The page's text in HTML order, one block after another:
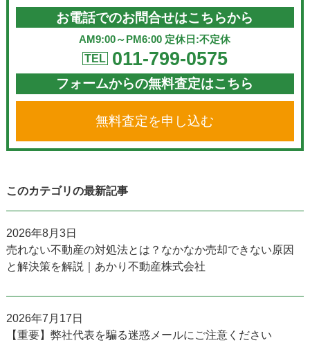
お電話でのお問合せはこちらから
AM9:00～PM6:00 定休日:不定休
TEL 011-799-0575
フォームからの無料査定はこちら
無料査定を申し込む
このカテゴリの最新記事
2026年8月3日
売れない不動産の対処法とは？なかなか売却できない原因
と解決策を解説｜あかり不動産株式会社
2026年7月17日
【重要】弊社代表を騙る迷惑メールにご注意ください